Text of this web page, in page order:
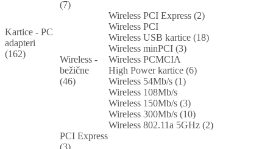
Kartice - PC
adapteri
(162)
(7)
Wireless -
bežične
(46)
Wireless PCI Express (2)
Wireless PCI
Wireless USB kartice (18)
Wireless minPCI (3)
Wireless PCMCIA
High Power kartice (6)
Wireless 54Mb/s (1)
Wireless 108Mb/s
Wireless 150Mb/s (3)
Wireless 300Mb/s (10)
Wireless 802.11a 5GHz (2)
PCI Express